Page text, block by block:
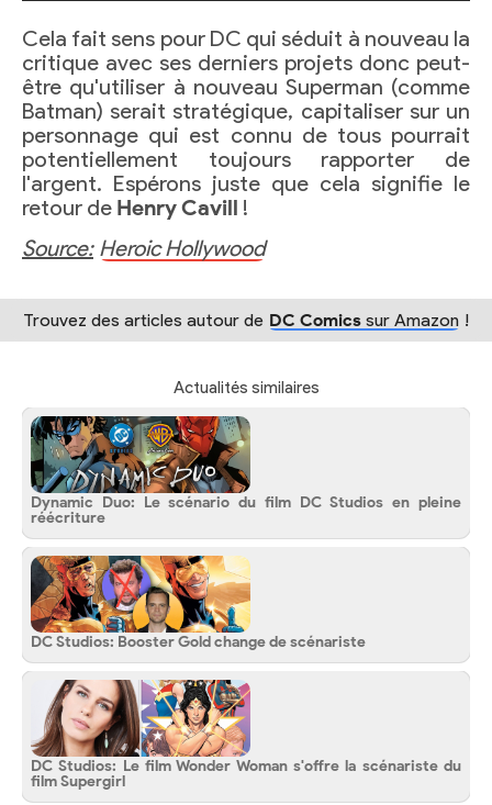
Cela fait sens pour DC qui séduit à nouveau la
critique avec ses derniers projets donc peut-
être qu'utiliser à nouveau Superman (comme
Batman) serait stratégique, capitaliser sur un
personnage qui est connu de tous pourrait
potentiellement toujours rapporter de
l'argent. Espérons juste que cela signifie le
retour de Henry Cavill !
Source: Heroic Hollywood
Trouvez des articles autour de DC Comics sur Amazon !
Actualités similaires
Dynamic Duo: Le scénario du film DC Studios en pleine
réécriture
DC Studios: Booster Gold change de scénariste
DC Studios: Le film Wonder Woman s'offre la scénariste du
film Supergirl